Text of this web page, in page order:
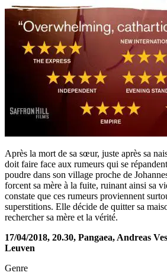
Après la mort de sa sœur, juste après sa
doit faire face aux rumeurs qui se
poudre dans son village proche de
forcent sa mère à la fuite, ruinant ainsi sa
constate que ces rumeurs proviennent
superstitions. Elle décide de quitter sa
rechercher sa mère et la vérité.
17/04/2018, 20.30, Pangaea, Andreas
Leuven
Genre